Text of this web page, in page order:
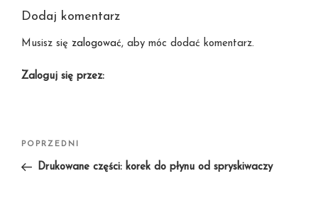
Dodaj komentarz
Musisz się zalogować, aby móc dodać komentarz.
Zaloguj się przez:
Nawigacja
wpisu
Poprzedni
wpis
POPRZEDNI
Drukowane części: korek do płynu od spryskiwaczy